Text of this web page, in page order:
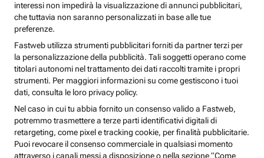
interessi non impedirà la visualizzazione di annunci pubblicitari,
che tuttavia non saranno personalizzati in base alle tue
preferenze.
Fastweb utilizza strumenti pubblicitari forniti da partner terzi per
la personalizzazione della pubblicità. Tali soggetti operano come
titolari autonomi nel trattamento dei dati raccolti tramite i propri
strumenti. Per maggiori informazioni su come gestiscono i tuoi
dati, consulta le loro privacy policy.
Nel caso in cui tu abbia fornito un consenso valido a Fastweb,
potremmo trasmettere a terze parti identificativi digitali di
retargeting, come pixel e tracking cookie, per finalità pubblicitarie.
Puoi revocare il consenso commerciale in qualsiasi momento
attraverso i canali messi a disposizione o nella sezione “Come